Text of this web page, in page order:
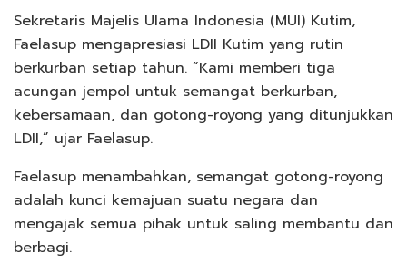
Sekretaris Majelis Ulama Indonesia (MUI) Kutim,
Faelasup mengapresiasi LDII Kutim yang rutin
berkurban setiap tahun. “Kami memberi tiga
acungan jempol untuk semangat berkurban,
kebersamaan, dan gotong-royong yang ditunjukkan
LDII,” ujar Faelasup.
Faelasup menambahkan, semangat gotong-royong
adalah kunci kemajuan suatu negara dan
mengajak semua pihak untuk saling membantu dan
berbagi.